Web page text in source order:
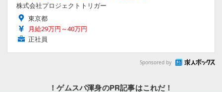
株式会社プロジェクトトリガー
東京都
月給29万円～40万円
正社員
Sponsored by
！ゲムスパ渾身のPR記事はこれだ！